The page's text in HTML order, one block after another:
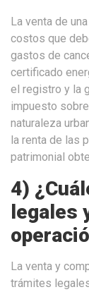
La venta de
costos que
gastos de
certificado
el registro y la
impuesto
naturaleza
la renta de las
patrimonial
4)
legales
La venta y
trámites